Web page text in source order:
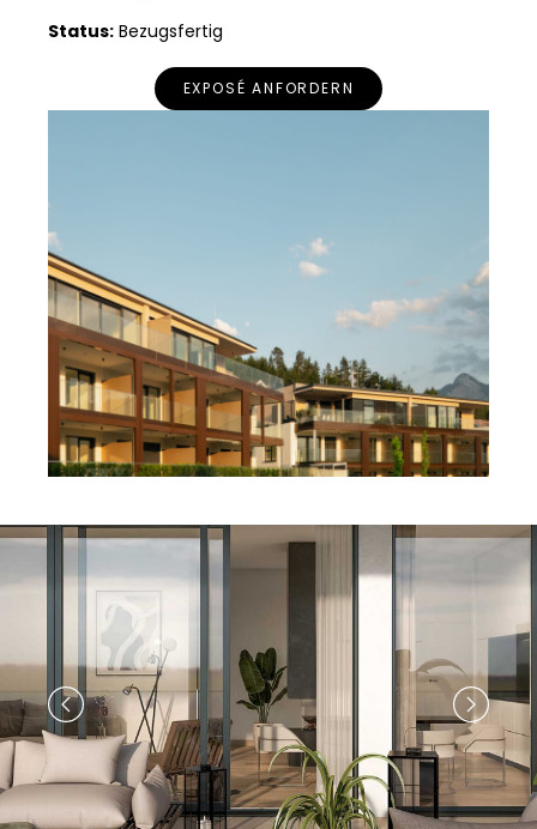
Status: Bezugsfertig
EXPOSÉ ANFORDERN